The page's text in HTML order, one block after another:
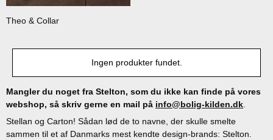
Theo & Collar
Ingen produkter fundet.
Mangler du noget fra Stelton, som du ikke kan finde på vores
webshop, så skriv gerne en mail på info@bolig-kilden.dk.
Stellan og Carton! Sådan lød de to navne, der skulle smelte
sammen til et af Danmarks mest kendte design-brands: Stelton.